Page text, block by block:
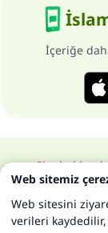
İçeriğe
Site
Bütün
Web sitemiz
Web sitesini
verileri